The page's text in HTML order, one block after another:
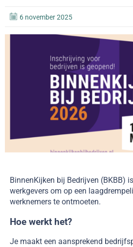
6 november 2025
BinnenKijken bij Bedrijven (BKBB)
werkgevers om op een
werknemers te ontmoeten.
Hoe werkt het?
Je maakt een aansprekend